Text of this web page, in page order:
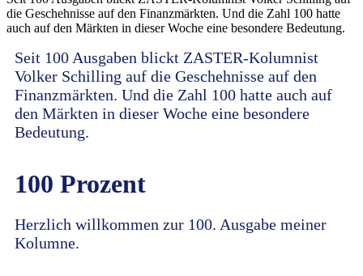
die Geschehnisse auf den Finanzmärkten. Und die Zahl 100 hatte
auch auf den Märkten in dieser Woche eine besondere Bedeutung.
Seit 100 Ausgaben blickt ZASTER-Kolumnist
Volker Schilling auf die Geschehnisse auf den
Finanzmärkten. Und die Zahl 100 hatte auch auf
den Märkten in dieser Woche eine besondere
Bedeutung.
100 Prozent
Herzlich willkommen zur 100. Ausgabe meiner
Kolumne.